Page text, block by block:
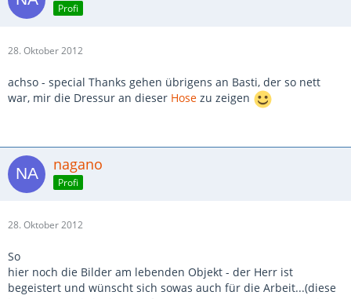
Profi
28. Oktober 2012
achso - special Thanks gehen übrigens an Basti, der so nett
war, mir die Dressur an dieser Hose zu zeigen
nagano
Profi
28. Oktober 2012
So
hier noch die Bilder am lebenden Objekt - der Herr ist
begeistert und wünscht sich sowas auch für die Arbeit...(diese